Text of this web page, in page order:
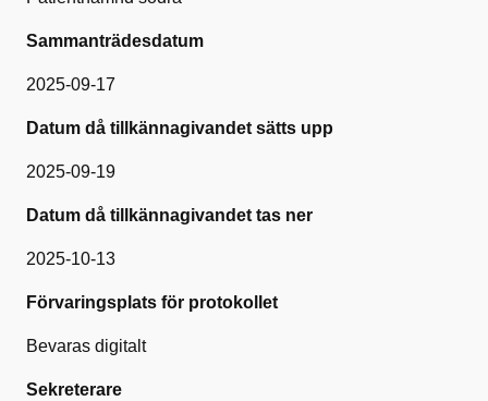
Sammanträdesdatum
2025-09-17
Datum då tillkännagivandet sätts upp
2025-09-19
Datum då tillkännagivandet tas ner
2025-10-13
Förvaringsplats för protokollet
Bevaras digitalt
Sekreterare